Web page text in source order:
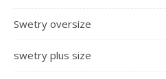
Swetry oversize
swetry plus size